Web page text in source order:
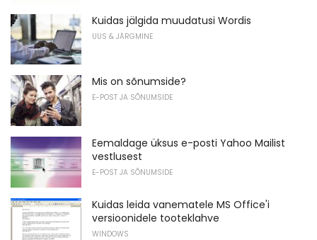
Kuidas jälgida muudatusi Wordis
UUS & JÄRGMINE
Mis on sõnumside?
E-POST JA SÕNUMSIDE
Eemaldage üksus e-posti Yahoo Mailist
vestlusest
E-POST JA SÕNUMSIDE
Kuidas leida vanematele MS Office'i
versioonidele tooteklahve
WINDOWS